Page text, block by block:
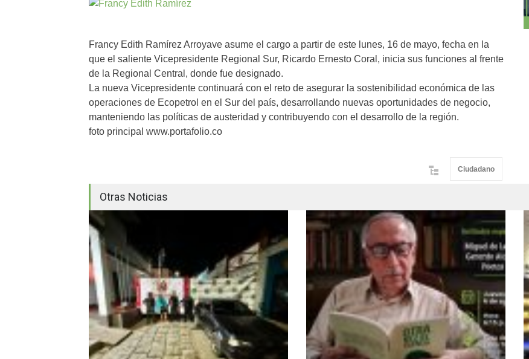
Francy Edith Ramírez Arroyave asume el cargo a partir de este lunes, 16 de mayo, fecha en la
que el saliente Vicepresidente Regional Sur, Ricardo Ernesto Coral, inicia sus funciones al frente
de la Regional Central, donde fue designado.
La nueva Vicepresidente continuará con el reto de asegurar la sostenibilidad económica de las
operaciones de Ecopetrol en el Sur del país, desarrollando nuevas oportunidades de negocio,
manteniendo las políticas de austeridad y contribuyendo con el desarrollo de la región.
foto principal www.portafolio.co
Ciudadano
Otras Noticias